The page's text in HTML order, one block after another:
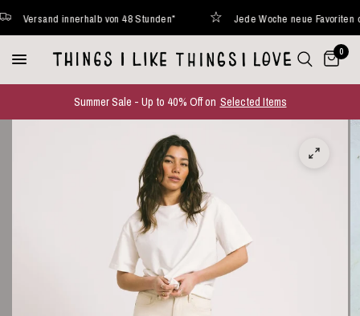
Versand innerhalb von 48 Stunden* Jede Woche neue Favoriten
0
Summer Sale - Up to 40% Off on Selected Items